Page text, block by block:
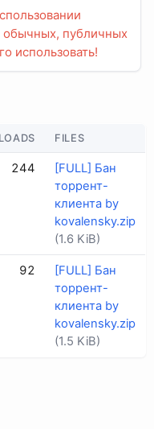
публичных
использовать!
FILES
244
[FULL] Бан
торрент-
клиента by
kovalensky.zip
(1.6 KiB)
92
[FULL] Бан
торрент-
клиента by
kovalensky.zip
(1.5 KiB)